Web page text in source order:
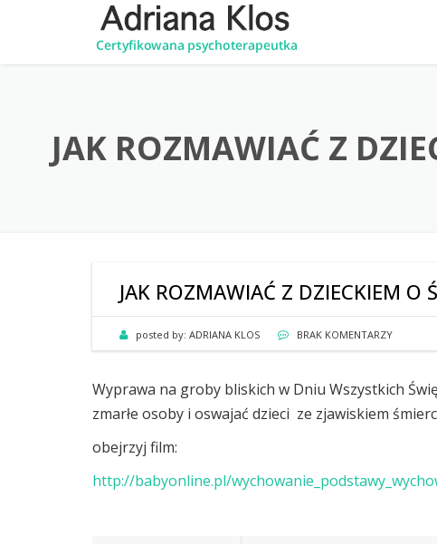
JAK ROZMAWIAĆ Z
JAK ROZMAWIAĆ Z DZIECKIEM O
posted by: ADRIANA KLOS BRAK KOMENTARZY
Wyprawa na groby bliskich w Dniu Wszystkich
zmarłe osoby i oswajać dzieci ze zjawiskiem
obejrzyj film:
http://babyonline.pl/